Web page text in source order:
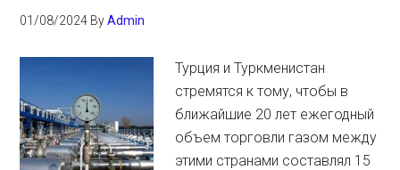
01/08/2024 ByAdmin
Турция и Туркменистан
стремятся к тому, чтобы в
ближайшие 20 лет ежегодный
объем торговли газом между
этими странами составлял 15